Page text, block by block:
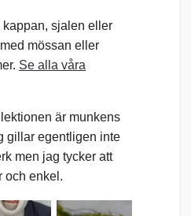
kappan, sjalen eller
mössan eller
Se alla våra
är munkens
gillar egentligen inte
men jag tycker att
och enkel.